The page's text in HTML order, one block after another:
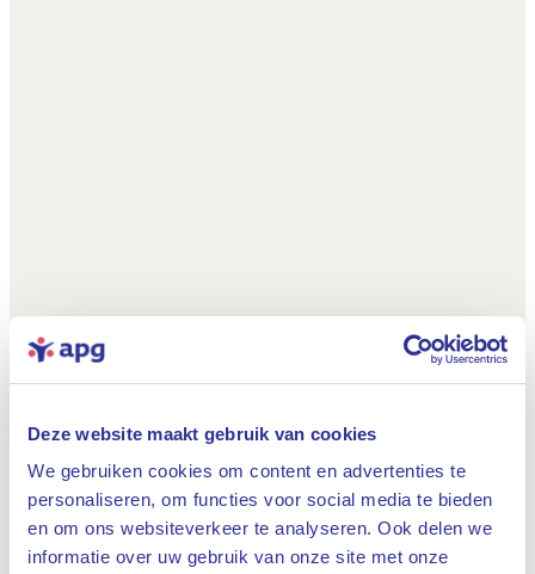
Deze website maakt gebruik van cookies
We gebruiken cookies om content en advertenties te
personaliseren, om functies voor social media te bieden
en om ons websiteverkeer te analyseren. Ook delen we
informatie over uw gebruik van onze site met onze